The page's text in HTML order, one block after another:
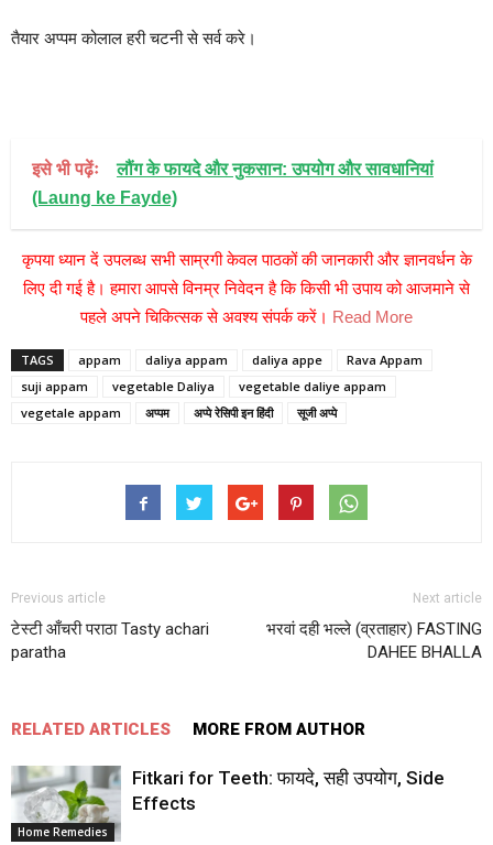
तैयार अप्पम कोलाल हरी चटनी से सर्व करे।
इसे भी पढ़ेंः
लौंग के फायदे और नुकसान: उपयोग और सावधानियां
(Laung ke Fayde)
कृपया ध्यान दें उपलब्ध सभी साम्रगी केवल पाठकों की जानकारी और ज्ञानवर्धन के
लिए दी गई है। हमारा आपसे विनम्र निवेदन है कि किसी भी उपाय को आजमाने से
पहले अपने चिकित्सक से अवश्य संपर्क करें। Read More
TAGS appam daliya appam daliya appe
Rava Appam
suji appam
vegetable Daliya
vegetable daliye appam
vegetale appam
अप्पम अप्पे रेसिपी इन हिंदी सूजी अप्पे
Previous article
टेस्टी आँचरी पराठा Tasty achari
paratha
Next article
भरवां दही भल्ले (व्रताहार) FASTING
DAHEE BHALLA
RELATED ARTICLES MORE FROM AUTHOR
Home Remedies
Fitkari for Teeth: फायदे, सही उपयोग, Side
Effects